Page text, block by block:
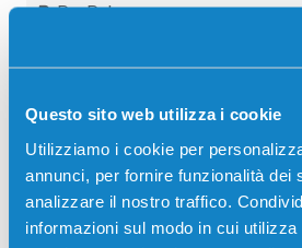
Questo sito web utilizza i cookie
Utilizziamo i cookie per
annunci, per fornire funzionalità dei
analizzare il nostro traffico.
informazioni sul modo in cui
PayPal
Bonifico bancario
Descrizione